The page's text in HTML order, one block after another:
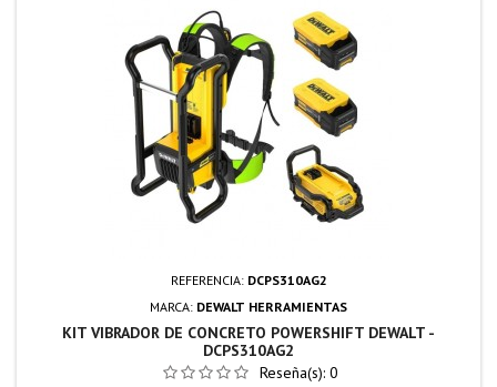
REFERENCIA: DCPS310AG2
MARCA: DEWALT HERRAMIENTAS
KIT VIBRADOR DE CONCRETO POWERSHIFT DEWALT -
DCPS310AG2
Reseña(s): 0